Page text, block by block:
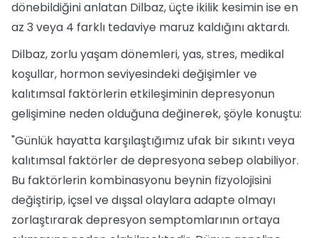
dönebildiğini anlatan Dilbaz, üçte ikilik kesimin ise en
az 3 veya 4 farklı tedaviye maruz kaldığını aktardı.
Dilbaz, zorlu yaşam dönemleri, yas, stres, medikal
koşullar, hormon seviyesindeki değişimler ve
kalıtımsal faktörlerin etkileşiminin depresyonun
gelişimine neden olduğuna değinerek, şöyle konuştu:
"Günlük hayatta karşılaştığımız ufak bir sıkıntı veya
kalıtımsal faktörler de depresyona sebep olabiliyor.
Bu faktörlerin kombinasyonu beynin fizyolojisini
değiştirip, içsel ve dışsal olaylara adapte olmayı
zorlaştırarak depresyon semptomlarının ortaya